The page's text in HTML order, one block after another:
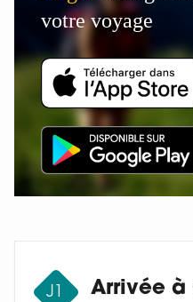
votre voyage
J1 Arrivée à